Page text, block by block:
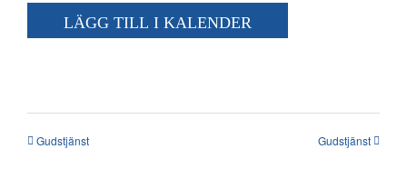
Kalender
LÄGG TILL I KALENDER
Gudstjänst Gudstjänst